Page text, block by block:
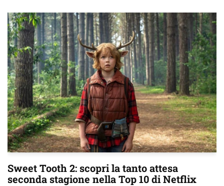
Sweet Tooth 2: scopri la tanto attesa
seconda stagione nella Top 10 di Netflix